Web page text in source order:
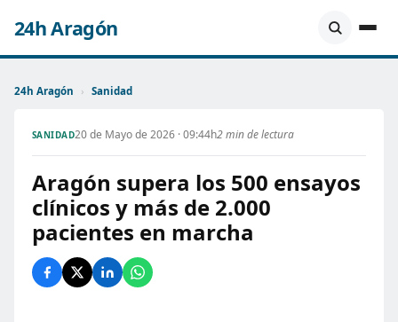
24h Aragón
24h Aragón › Sanidad
SANIDAD20 de Mayo de 2026 · 09:44h2 min de lectura
Aragón supera los 500 ensayos
clínicos y más de 2.000
pacientes en marcha